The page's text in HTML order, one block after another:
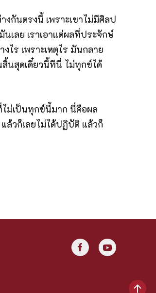
กันตรงนี้ เพราะเขาไม่มีศิลป
เลย เราเอาแต่ผลที่ประจักษ์
ร เพราะเหตุไร มันกลาย
นสุดเดี๋ยวนี้ทีนี่ ไม่ทุกข์ได้
ไม่เป็นทุกข์นี้มาก นี่คือผล
ล้วก็เลยไม่ได้ปฏิบัติ แล้วก็